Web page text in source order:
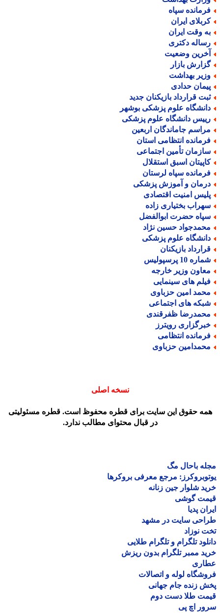
سپاه
ایران
وقت ایران
دکتری
وضعیت
بازار
بهداشت
حدادی
قرارداد بازیکنان جدید
علوم پزشکی بوشهر
دانشگاه علوم پزشکی
جاماندگان اربعین
انتظامی استان
تأمین اجتماعی
اسبق استقلال
سپاه لرستان
و آموزش پزشکی
امنیت اقتصادی
بختیاری زاده
حضرت ابوالفضل
حسین نژاد
علوم پزشکی
بازیکنان
10 پرسپولیس
وزیر خارجه
های سینمایی
امین حزباوی
های اجتماعی
ظفرقندی
رویترز
انتظامی
حزباوی
نسخه اصلی
حقوق این سایت برای قطره محفوظ است. قطره مسئولیتی
در قبال محتوای مطالب ندارد.
باحال مگ
مرجع معرفی بروکرها
شلوار جین زنانه
گوشی
پدیا
سایت در مشهد
نوزاد
تلگرام و تلگرام طلایی
ممبر تلگرام بدون ریزش
لوله و اتصالات
زنده جام جهانی
طلا دست دوم
اچ پی